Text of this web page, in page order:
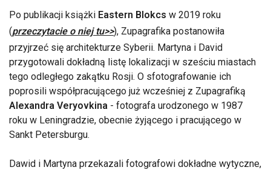
Po publikacji książki Eastern Blokcs w 2019 roku
(przeczytacie o niej tu>>), Zupagrafika postanowiła
przyjrzeć się architekturze Syberii. Martyna i David
przygotowali dokładną listę lokalizacji w sześciu miastach
tego odległego zakątku Rosji. O sfotografowanie ich
poprosili współpracującego już wcześniej z Zupagrafiką
Alexandra Veryovkina - fotografa urodzonego w 1987
roku w Leningradzie, obecnie żyjącego i pracującego w
Sankt Petersburgu.
Dawid i Martyna przekazali fotografowi dokładne wytyczne,